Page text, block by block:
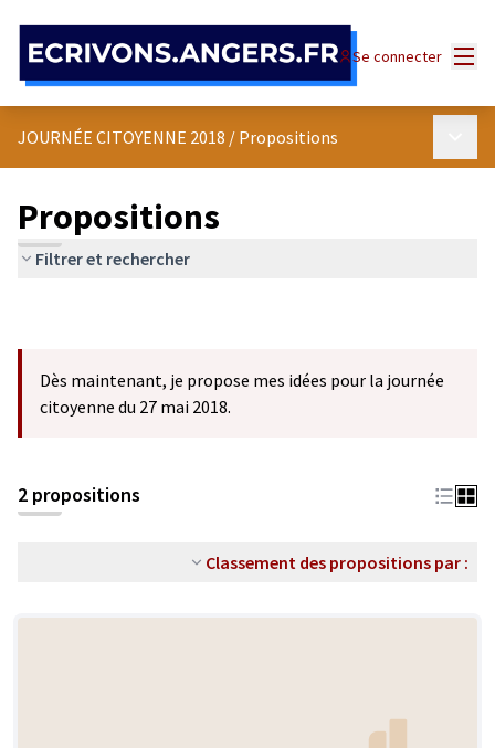
Se connecter
JOURNÉE CITOYENNE 2018 / Propositions
Propositions
Filtrer et rechercher
Dès maintenant, je propose mes idées pour la journée
citoyenne du 27 mai 2018.
2 propositions
Classement des propositions par :